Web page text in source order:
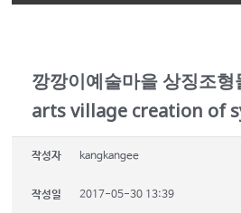
깡깡이예술마을 상징조
arts village creation of
작성자 kangkangee
작성일 2017-05-30 13:39